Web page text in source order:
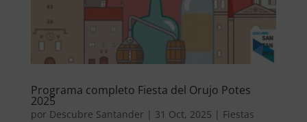
Programa completo Fiesta del Orujo Potes
2025
por Descubre Santander | 31 Oct, 2025 | Fiestas